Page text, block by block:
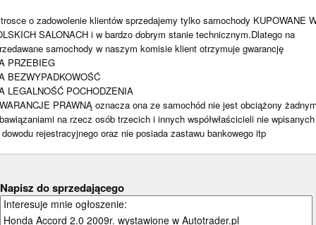
o zadowolenie klientów sprzedajemy tylko samochody KUPOWANE
SALONACH i w bardzo dobrym stanie technicznym.Dlatego na
samochody w naszym komisie klient otrzymuje gwarancję
PRZEBIEG
BEZWYPADKOWOŚĆ
LEGALNOŚĆ POCHODZENIA
PRAWNĄ oznacza ona ze samochód nie jest obciążony
na rzecz osób trzecich i innych współwłaścicieli nie wpisanych
rejestracyjnego oraz nie posiada zastawu bankowego itp
Napisz do sprzedającego